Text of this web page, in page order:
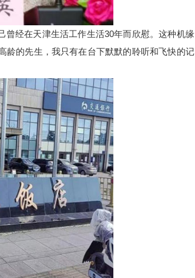
经在天津生活工作生活30年而欣慰。这种机缘
龄的先生，我只有在台下默默的聆听和飞快的记